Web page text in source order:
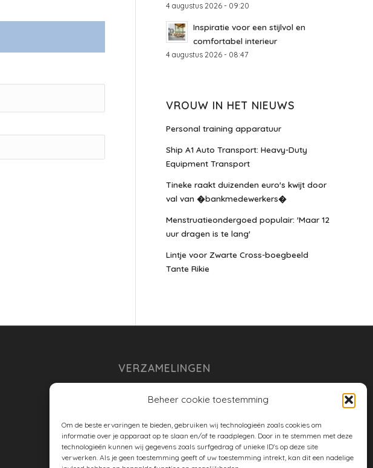
Beheer cookie toestemming
Om de beste ervaringen te bieden, gebruiken wij technologieën zoals cookies om
informatie over je apparaat op te slaan en/of te raadplegen. Door in te stemmen met deze
technologieën kunnen wij gegevens zoals surfgedrag of unieke ID's op deze site
verwerken. Als je geen toestemming geeft of uw toestemming intrekt, kan dit een nadelige
4 augustus 2026 - 09:20
Inspiratie voor een stijlvol en
comfortabel interieur
4 augustus 2026 - 08:47
VROUW IN HET NIEUWS
Personal training apparatuur
Ship A1 Auto Transport: Heavy-Duty
Equipment Transport
Tineke raakt duizenden euro's kwijt door
val van �bankmedewerkers�
Menstruatieondergoed populair: 'Maar 12
uur dragen is te lang'
Lintje voor Zwarte Cross-boegbeeld
Tante Rikie
VERZAMELINGEN
huishouden
spreekwoorden en gezegden